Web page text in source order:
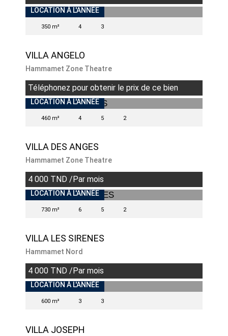
INDISPONIBLE
LOCATION À L'ANNÉE
350 m² 4 3
VILLA ANGELO
Hammamet Zone Theatre
Téléphonez pour obtenir le prix de ce bien
INDISPONIBLE
LOCATION À L'ANNÉE
460 m² 4 5 2
VILLA DES ANGES
Hammamet Zone Theatre
4 000 TND /Par mois
LOCATION À L'ANNÉE
730 m² 6 5 2
VILLA LES SIRENES
Hammamet Nord
4 000 TND /Par mois
INDISPONIBLE
LOCATION À L'ANNÉE
600 m² 3 3
VILLA JOSEPH